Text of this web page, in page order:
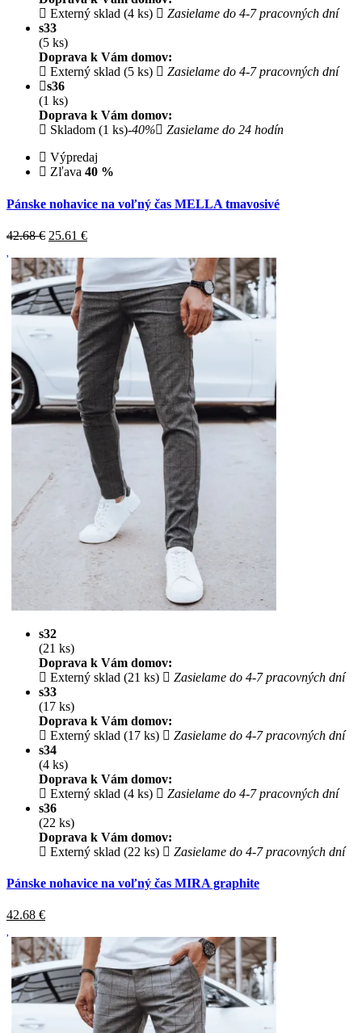
Externý sklad (4 ks)
Zasielame do 4-7 pracovných dní
s33
(5 ks)
Doprava k Vám domov:
Externý sklad (5 ks)
Zasielame do 4-7 pracovných dní
s36
(1 ks)
Doprava k Vám domov:
Skladom (1 ks)-40%
Zasielame do 24 hodín
Výpredaj
Zľava 40 %
Pánske nohavice na voľný čas MELLA tmavosivé
42.68 € 25.61 €
s32
(21 ks)
Doprava k Vám domov:
Externý sklad (21 ks)
Zasielame do 4-7 pracovných dní
s33
(17 ks)
Doprava k Vám domov:
Externý sklad (17 ks)
Zasielame do 4-7 pracovných dní
s34
(4 ks)
Doprava k Vám domov:
Externý sklad (4 ks)
Zasielame do 4-7 pracovných dní
s36
(22 ks)
Doprava k Vám domov:
Externý sklad (22 ks)
Zasielame do 4-7 pracovných dní
Pánske nohavice na voľný čas MIRA graphite
42.68 €